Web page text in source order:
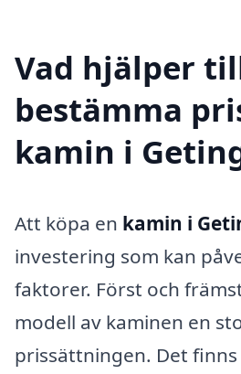
Vad hjälper
bestämma
kamin i
Att köpa en kamin i
investering som kan
faktorer. Först och
modell av kaminen en
prissättningen. Det